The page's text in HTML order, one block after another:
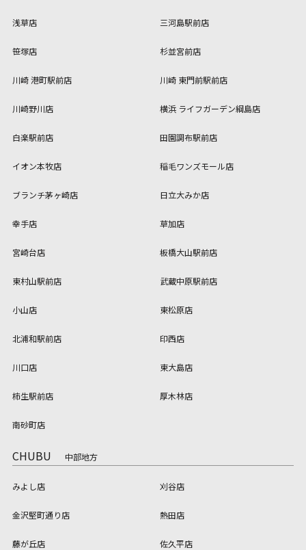
浅草店 三河島駅前店
笹塚店 杉並宮前店
川崎 港町駅前店 川崎 東門前駅前店
川崎野川店 横浜 ライフガーデン綱島店
白楽駅前店 田園調布駅前店
イオン本牧店 稲毛ワンズモール店
ブランチ茅ヶ崎店 日立大みか店
幸手店 草加店
宮崎台店 板橋大山駅前店
東村山駅前店 武蔵中原駅前店
小山店 東松原店
北浦和駅前店 印西店
川口店 東大島店
柿生駅前店 厚木林店
南砂町店
CHUBU 中部地方
みよし店 刈谷店
金沢堅町通り店 熱田店
藤が丘店 佐久平店